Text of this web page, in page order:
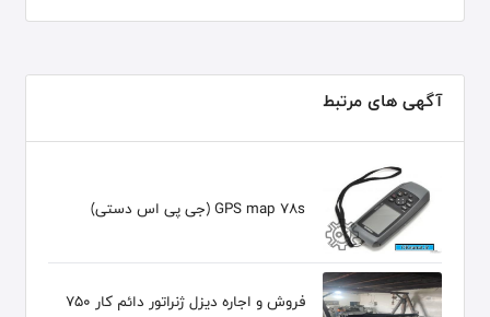
آگهی های مرتبط
GPS map 78s (جی پی اس دستی)
فروش و اجاره دیزل ژنراتور دائم کار 750